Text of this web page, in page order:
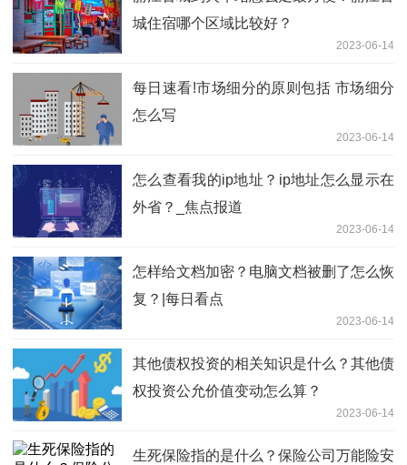
城住宿哪个区域比较好？
2023-06-14
每日速看!市场细分的原则包括 市场细分
怎么写
2023-06-14
怎么查看我的ip地址？ip地址怎么显示在
外省？_焦点报道
2023-06-14
怎样给文档加密？电脑文档被删了怎么恢
复？|每日看点
2023-06-14
其他债权投资的相关知识是什么？其他债
权投资公允价值变动怎么算？
2023-06-14
生死保险指的是什么？保险公司万能险安